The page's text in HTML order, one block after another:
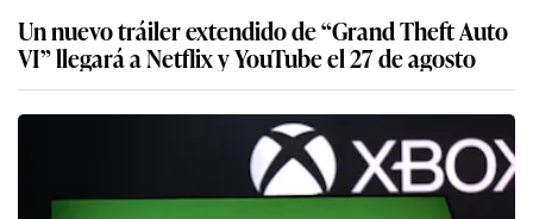
Un nuevo tráiler extendido de “Grand Theft Auto
VI” llegará a Netflix y YouTube el 27 de agosto